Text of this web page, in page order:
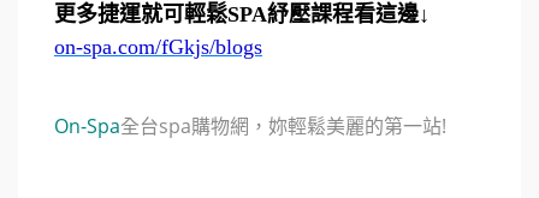
更多捷運就可輕鬆SPA紓壓課程看這邊↓
on-spa.com/fGkjs/blogs
On-Spa全台spa購物網，妳輕鬆美麗的第一站!